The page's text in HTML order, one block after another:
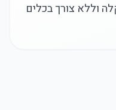
וללא צורך בכלים